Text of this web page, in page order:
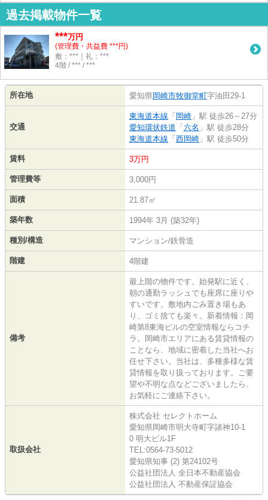
過去掲載物件一覧
***万円
(管理費・共益費 ***円)
敷：***｜礼：***
4階 / *** / ***
所在地 愛知県岡崎市牧御堂町字油田29-1
交通
東海道本線 「 岡崎 」駅 徒歩26～27分
愛知環状鉄道 「 六名 」駅 徒歩28分
東海道本線 「 西岡崎 」駅 徒歩50分
賃料 3万円
管理費等 3,000円
面積 21.87㎡
築年数 1994年 3月 (築32年)
種別/構造 マンション/鉄骨造
階建 4階建
備考
最上階の物件です。始発駅に近く、
朝の通勤ラッシュでも座席に座りや
すいです。敷地内ごみ置き場もあ
り、ゴミ捨ても楽々。新着情報：岡
崎第8東海ビルの空室情報ならコチ
ラ。岡崎市エリアにある賃貸情報の
ことなら、地域に密着した当社へお
任せ下さい。当社は、多種多様な賃
貸情報を取り扱っております。ご要
望や不明な点などございましたら、
お気軽にご連絡下さい。
取扱会社
株式会社 セレクトホーム
愛知県岡崎市明大寺町字諸神10-1
0 明大ビル1F
TEL:0564-73-5012
愛知県知事 (2) 第24102号
公益社団法人 全日本不動産協会
公益社団法人 不動産保証協会